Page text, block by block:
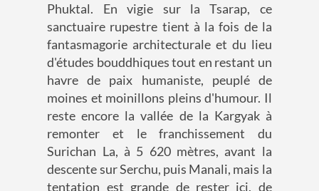
Phuktal. En vigie sur la Tsarap, ce
sanctuaire rupestre tient à la fois de la
fantasmagorie architecturale et du lieu
d'études bouddhiques tout en restant un
havre de paix humaniste, peuplé de
moines et moinillons pleins d'humour. Il
reste encore la vallée de la Kargyak à
remonter et le franchissement du
Surichan La, à 5 620 mètres, avant la
descente sur Serchu, puis Manali, mais la
tentation est grande de rester ici, de